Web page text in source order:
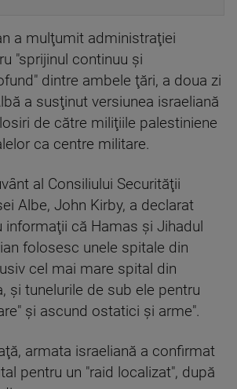
a mulţumit administraţiei
"sprijinul continuu şi
dintre ambele ţări, a doua zi
a susţinut versiunea israeliană
de către miliţiile palestiniene
ca centre militare.
al Consiliului Securităţii
Albe, John Kirby, a declarat
informaţii că Hamas şi Jihadul
folosesc unele spitale din
cel mai mare spital din
şi tunelurile de sub ele pentru
şi ascund ostatici şi arme".
armata israeliană a confirmat
pentru un "raid localizat", după